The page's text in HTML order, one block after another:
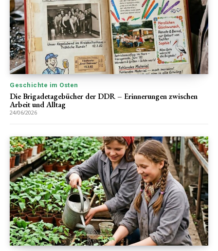
Geschichte im Osten
Die Brigadetagebücher der DDR – Erinnerungen zwischen
Arbeit und Alltag
24/06/2026